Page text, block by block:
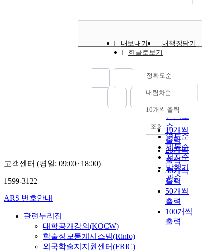
내보내기
내책장담기
한글로보기
정확도순
정확도
순
인기도
순
연도순
제목순
저자순
발행기
관순
내림차순
내림차순
10개씩 출력
10개씩
출력
20개씩
출력
30개씩
출력
50개씩
출력
100개씩
출력
조회
고객센터 (평일: 09:00~18:00)
1599-3122
ARS 번호안내
관련누리집
대학공개강의(KOCW)
학술정보통계시스템(Rinfo)
외국학술지지원센터(FRIC)